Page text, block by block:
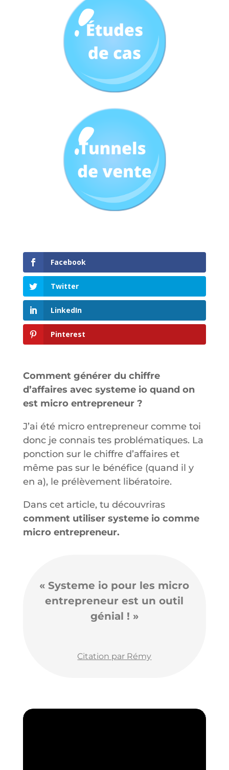
Facebook
Twitter
LinkedIn
Pinterest
Comment générer du chiffre
d’affaires avec systeme io quand on
est micro entrepreneur ?
J’ai été micro entrepreneur comme toi
donc je connais tes problématiques. La
ponction sur le chiffre d’affaires et
même pas sur le bénéfice (quand il y
en a), le prélèvement libératoire.
Dans cet article, tu découvriras
comment utiliser systeme io comme
micro entrepreneur.
« Systeme io pour les micro
entrepreneur est un outil
génial ! »
Citation par Rémy